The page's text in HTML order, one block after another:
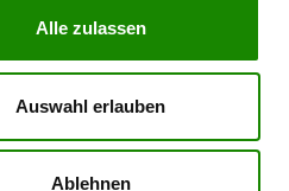
Alle zulassen
Auswahl erlauben
Ablehnen
professionelle Beratung
Top Marken
sichere Bezahlung
kostenlose Rücksendung